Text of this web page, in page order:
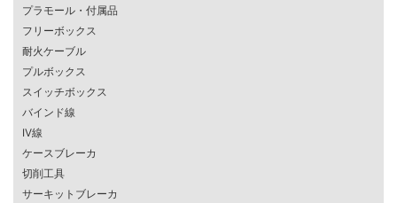
プラモール・付属品
フリーボックス
耐火ケーブル
プルボックス
スイッチボックス
バインド線
IV線
ケースブレーカ
切削工具
サーキットブレーカ